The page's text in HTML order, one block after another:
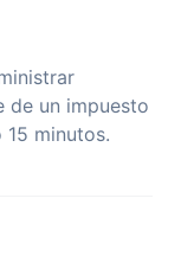
de un impuesto
15 minutos.